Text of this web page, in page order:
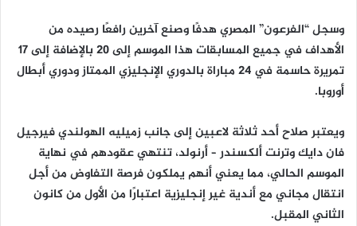
وسجل “الفرعون” المصري هدفًا وصنع آخرين رافعًا رصيده من
الأهداف في جميع المسابقات هذا الموسم إلى 20 بالإضافة إلى 17
تمريرة حاسمة في 24 مباراة بالدوري الإنجليزي الممتاز ودوري أبطال
أوروبا.
ويعتبر صلاح أحد ثلاثة لاعبين إلى جانب زميليه الهولندي فيرجيل
فان دايك وترنت ألكسندر – أرنولد، تنتهي عقودهم في نهاية
الموسم الحالي، مما يعني أنهم يملكون فرصة التفاوض من أجل
انتقال مجاني مع أندية غير إنجليزية اعتبارًا من الأول من كانون
الثاني المقبل.